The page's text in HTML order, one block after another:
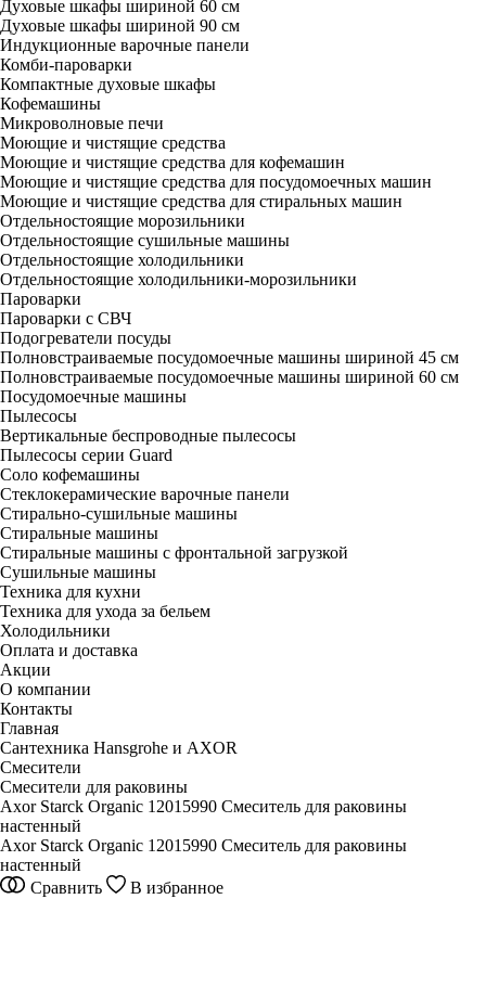
Духовые шкафы шириной 60 см
Духовые шкафы шириной 90 см
Индукционные варочные панели
Комби-пароварки
Компактные духовые шкафы
Кофемашины
Микроволновые печи
Моющие и чистящие средства
Моющие и чистящие средства для кофемашин
Моющие и чистящие средства для посудомоечных машин
Моющие и чистящие средства для стиральных машин
Отдельностоящие морозильники
Отдельностоящие сушильные машины
Отдельностоящие холодильники
Отдельностоящие холодильники-морозильники
Пароварки
Пароварки с СВЧ
Подогреватели посуды
Полновстраиваемые посудомоечные машины шириной 45 см
Полновстраиваемые посудомоечные машины шириной 60 см
Посудомоечные машины
Пылесосы
Вертикальные беспроводные пылесосы
Пылесосы серии Guard
Соло кофемашины
Стеклокерамические варочные панели
Стирально-сушильные машины
Стиральные машины
Стиральные машины с фронтальной загрузкой
Сушильные машины
Техника для кухни
Техника для ухода за бельем
Холодильники
Оплата и доставка
Акции
О компании
Контакты
Главная
Сантехника Hansgrohe и AXOR
Смесители
Смесители для раковины
Axor Starck Organic 12015990 Смеситель для раковины
настенный
Axor Starck Organic 12015990 Смеситель для раковины
настенный
Сравнить
В избранное